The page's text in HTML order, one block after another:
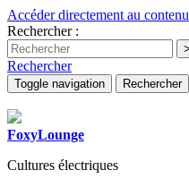
Accéder directement au contenu
Rechercher :
Rechercher
Toggle navigation Rechercher
FoxyLounge
Cultures électriques